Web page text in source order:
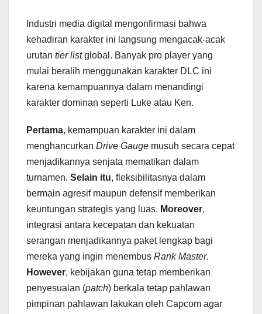
Industri media digital mengonfirmasi bahwa
kehadiran karakter ini langsung mengacak-acak
urutan tier listglobal. Banyak pro player yang
mulai beralih menggunakan karakter DLC ini
karena kemampuannya dalam menandingi
karakter dominan seperti Luke atau Ken.
Pertama, kemampuan karakter ini dalam
menghancurkan Drive Gauge musuh secara cepat
menjadikannya senjata mematikan dalam
turnamen. Selain itu, fleksibilitasnya dalam
bermain agresif maupun defensif memberikan
keuntungan strategis yang luas. Moreover,
integrasi antara kecepatan dan kekuatan
serangan menjadikannya paket lengkap bagi
mereka yang ingin menembus Rank Master.
However, kebijakan guna tetap memberikan
penyesuaian (patch) berkala tetap pahlawan
pimpinan pahlawan lakukan oleh Capcom agar